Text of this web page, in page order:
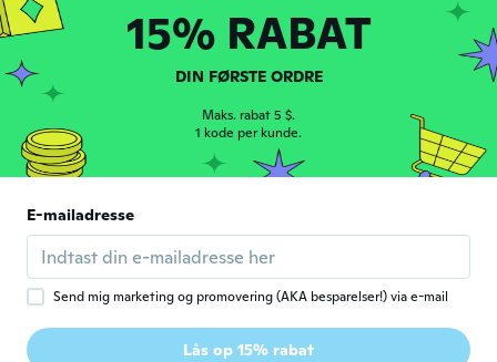
Beatriz
Natalie
for ca. 2 år siden
A Anna
Tilmeldt 2022 anmeldelser 17
alsó ragasztás elmaradt, vagy van több
15% RABAT
DIN FØRSTE ORDRE
Maks. rabat 5 $.
1 kode per kunde.
E-mailadresse
Send mig marketing og promovering (AKA besparelser!) via e-mail
Lås op 15% rabat